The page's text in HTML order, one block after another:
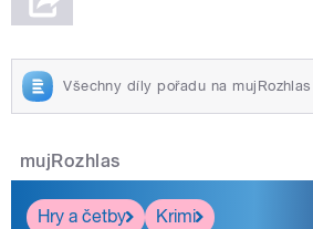
Všechny díly pořadu na mujRozhlas
mujRozhlas
Hry a četby Krimi